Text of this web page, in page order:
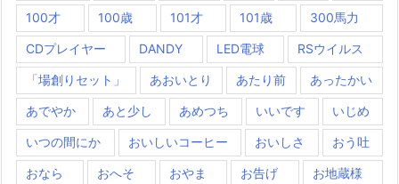
100才 100歳 101才 101歳 300馬力
CDプレイヤー DANDY LED電球 RSウイルス
「場創りセット」 あおいとり あたり前 あったかい
あでやか あと少し あめつち いいです いじめ
いつの間にか おいしいコーヒー おいしさ おう吐
おなら おへそ おやま お告げ お地蔵様